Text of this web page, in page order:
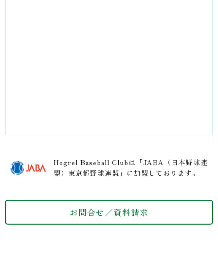
Hogrel Baseball Clubは「JABA（日本野球連
盟）東京都野球連盟」に加盟しております。
お問合せ／資料請求